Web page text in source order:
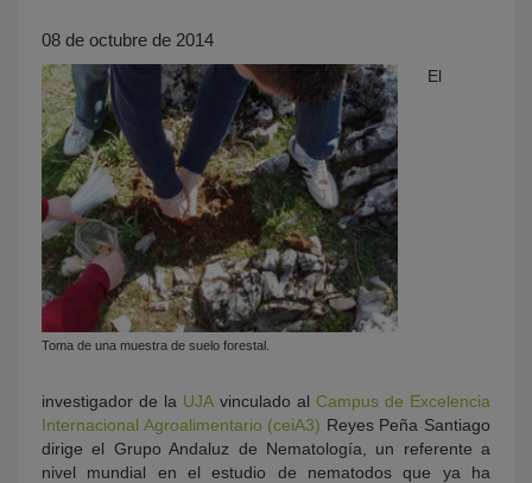
08 de octubre de 2014
Toma de una muestra de suelo forestal.
El
investigador de la UJAvinculado al Campus de Excelencia
Internacional Agroalimentario (ceiA3) Reyes Peña Santiago
dirige el Grupo Andaluz de Nematología, un referente a
nivel mundial en el estudio de nematodos que ya ha